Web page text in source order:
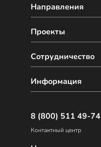
Направления
Сотрудничество
Проекты
Информация
8 (800) 511 49-74
Контактный центр